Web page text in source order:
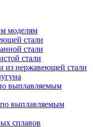
моделям
стали
стали
стали
из нержавеющей стали
выплавляемым
выплавляемым
сплавов